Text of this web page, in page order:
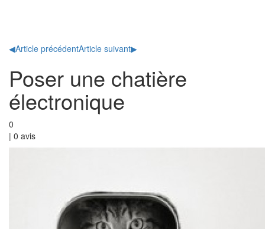
◀Article précédentArticle suivant▶
Poser une chatière
électronique
0
| 0 avis